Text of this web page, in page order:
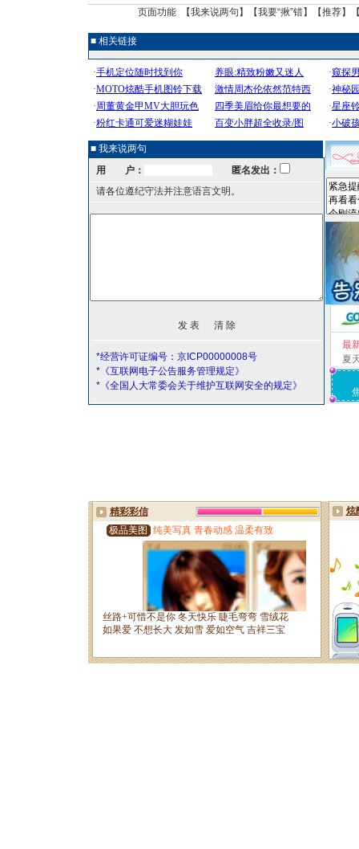
页面功能 【我来说两句 】【我要“揪”错】【推荐】
■ 相关链接
■ 我来说两句
用 户：
匿名发出：
请各位遵纪守法并注意语言文明。
*经营许可证编号：京ICP00000008号
*《互联网电子公告服务管理规定》
*《全国人大常委会关于维护互联网安全的规定》
最
夏